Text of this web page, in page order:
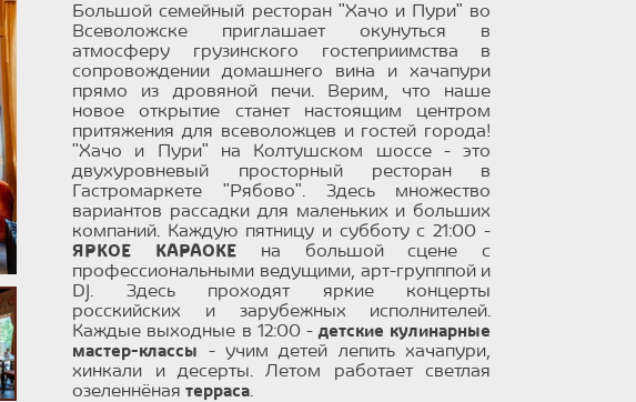
Большой семейный ресторан "Хачо и Пури" во
Всеволожске приглашает окунуться в
атмосферу грузинского гостеприимства в
сопровождении домашнего вина и хачапури
прямо из дровяной печи. Верим, что наше
новое открытие станет настоящим центром
притяжения для всеволожцев и гостей города!
"Хачо и Пури" на Колтушском шоссе - это
двухуровневый просторный ресторан в
Гастромаркете "Рябово". Здесь множество
вариантов рассадки для маленьких и больших
компаний. Каждую пятницу и субботу с 21:00 -
ЯРКОЕ КАРАОКЕ на большой сцене с
профессиональными ведущими, арт-групппой и
DJ. Здесь проходят яркие концерты
росскийских и зарубежных исполнителей.
Каждые выходные в 12:00 -детские кулинарные
мастер-классы - учим детей лепить хачапури,
хинкали и десерты. Летом работает светлая
озеленнёнаятерраса.